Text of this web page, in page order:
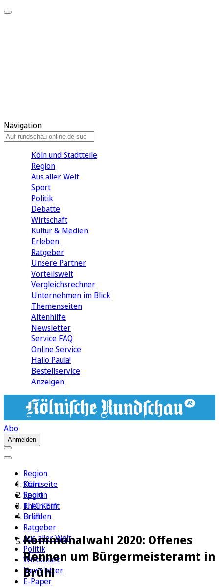
Navigation
Köln und Stadtteile
Region
Aus aller Welt
Sport
Politik
Debatte
Wirtschaft
Kultur & Medien
Erleben
Ratgeber
Unsere Partner
Vorteilswelt
Vergleichsrechner
Unternehmen im Blick
Themenseiten
Altenhilfe
Newsletter
Service FAQ
Online Service
Hallo Paula!
Bestellservice
Anzeigen
Abo
Anmelden
Region
Köln
Sport
1. FC Köln
Erleben
Ratgeber
Aus aller Welt
Politik
Wirtschaft
Newsletter
E-Paper
Startseite
Region
Rhein-Erft
Brühl
Kommunalwahl 2020: Offenes
Rennen um Bürgermeisteramt in
Brühl